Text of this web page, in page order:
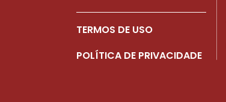
TERMOS DE USO
POLÍTICA DE PRIVACIDADE